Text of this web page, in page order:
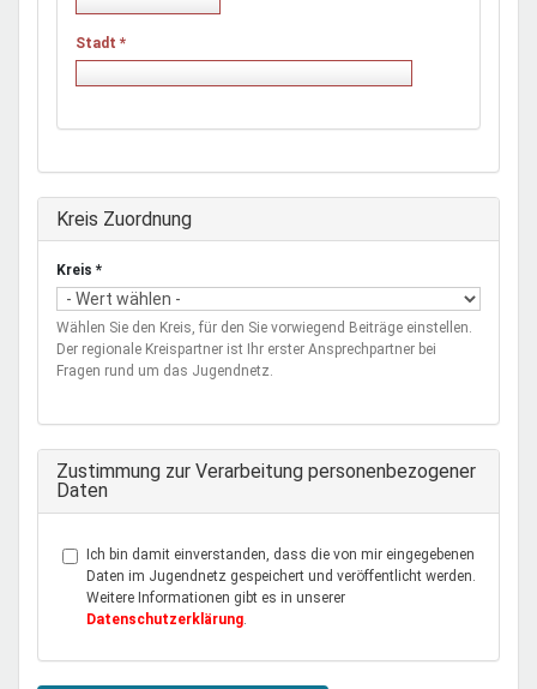
Stadt *
Ausblenden
Kreis Zuordnung
Kreis *
Wählen Sie den Kreis, für den Sie vorwiegend Beiträge einstellen.
Der regionale Kreispartner ist Ihr erster Ansprechpartner bei
Fragen rund um das Jugendnetz.
Zustimmung zur Verarbeitung personenbezogener
Daten
Ich bin damit einverstanden, dass die von mir eingegebenen
Daten im Jugendnetz gespeichert und veröffentlicht werden.
Weitere Informationen gibt es in unserer
Datenschutzerklärung